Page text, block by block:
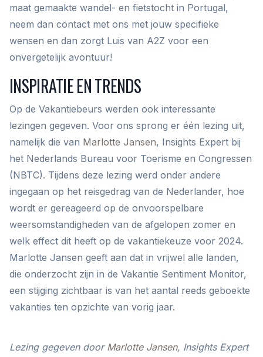
maat gemaakte wandel- en fietstocht in Portugal,
neem dan contact met ons met jouw specifieke
wensen en dan zorgt Luis van A2Z voor een
onvergetelijk avontuur!
INSPIRATIE EN TRENDS
Op de Vakantiebeurs werden ook interessante
lezingen gegeven. Voor ons sprong er één lezing uit,
namelijk die van Marlotte Jansen, Insights Expert bij
het Nederlands Bureau voor Toerisme en Congressen
(NBTC). Tijdens deze lezing werd onder andere
ingegaan op het reisgedrag van de Nederlander, hoe
wordt er gereageerd op de onvoorspelbare
weersomstandigheden van de afgelopen zomer en
welk effect dit heeft op de vakantiekeuze voor 2024.
Marlotte Jansen geeft aan dat in vrijwel alle landen,
die onderzocht zijn in de Vakantie Sentiment Monitor,
een stijging zichtbaar is van het aantal reeds geboekte
vakanties ten opzichte van vorig jaar.
Lezing gegeven doorMarlotte Jansen, Insights Expert